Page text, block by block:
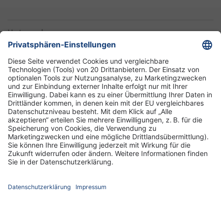
Unternehmen
Informationen
Standorte
DRK-Schwesternschaft Berlin
Impressum